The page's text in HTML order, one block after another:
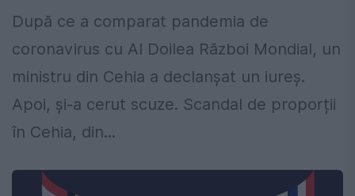
După ce a comparat pandemia de
coronavirus cu Al Doilea Război Mondial, un
ministru din Cehia a declanșat un iureș.
Apoi, și-a cerut scuze. Scandal de proporții
în Cehia, din...